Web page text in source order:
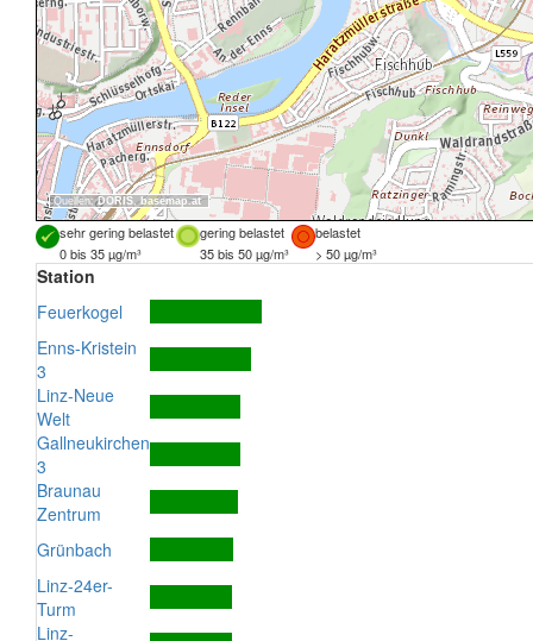
Quellen:DORIS, basemap.at
sehr gering belastet gering belastet
belastet
0 bis 35 µg/m³
35 bis 50 µg/m³ > 50 µg/m³
Station
Feuerkogel
Enns-Kristein
3
Linz-Neue
Welt
Gallneukirchen
3
Braunau
Zentrum
Grünbach
Linz-24er-
Turm
Linz-